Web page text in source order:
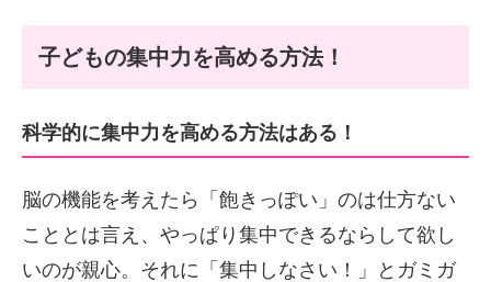
子どもの集中力を高める方法！
科学的に集中力を高める方法はある！
脳の機能を考えたら「飽きっぽい」のは仕方ない
こととは言え、やっぱり集中できるならして欲し
いのが親心。それに「集中しなさい！」とガミガ